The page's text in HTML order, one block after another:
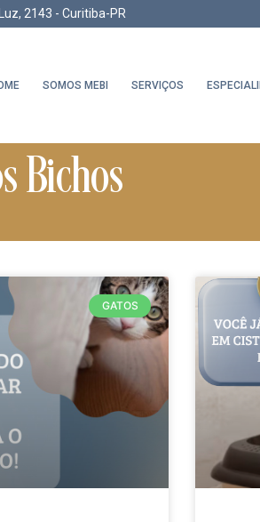
2143 - Curitiba-PR
SOMOS MEBI SERVIÇOS
Bichos
GATOS